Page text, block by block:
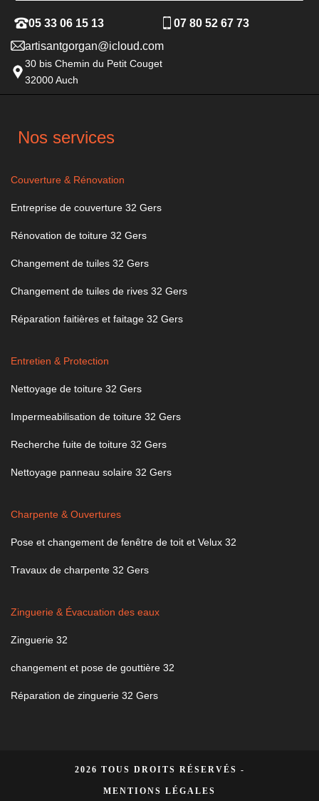
05 33 06 15 13
07 80 52 67 73
artisantgorgan@icloud.com
30 bis Chemin du Petit Couget
32000 Auch
Nos services
Couverture & Rénovation
Entreprise de couverture 32 Gers
Rénovation de toiture 32 Gers
Changement de tuiles 32 Gers
Changement de tuiles de rives 32 Gers
Réparation faitières et faitage 32 Gers
Entretien & Protection
Nettoyage de toiture 32 Gers
Impermeabilisation de toiture 32 Gers
Recherche fuite de toiture 32 Gers
Nettoyage panneau solaire 32 Gers
Charpente & Ouvertures
Pose et changement de fenêtre de toit et Velux 32
Travaux de charpente 32 Gers
Zinguerie & Évacuation des eaux
Zinguerie 32
changement et pose de gouttière 32
Réparation de zinguerie 32 Gers
2026 TOUS DROITS RÉSERVÉS -
MENTIONS LÉGALES